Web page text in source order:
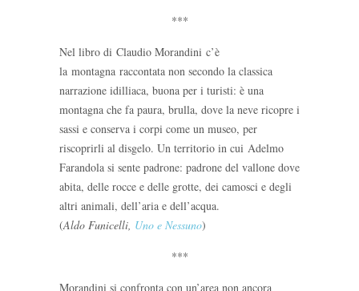
***
Nel libro di Claudio Morandini c’è
la montagna raccontata non secondo la classica
narrazione idilliaca, buona per i turisti: è una
montagna che fa paura, brulla, dove la neve ricopre i
sassi e conserva i corpi come un museo, per
riscoprirli al disgelo. Un territorio in cui Adelmo
Farandola si sente padrone: padrone del vallone dove
abita, delle rocce e delle grotte, dei camosci e degli
altri animali, dell’aria e dell’acqua.
(Aldo Funicelli, Uno e Nessuno)
***
Morandini si confronta con un’area non ancora